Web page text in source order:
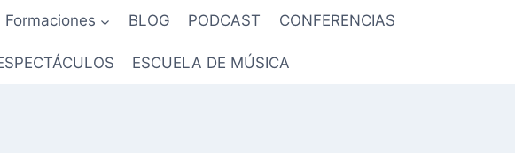
Formaciones BLOG PODCAST CONFERENCIAS
ESCUELA DE MÚSICA